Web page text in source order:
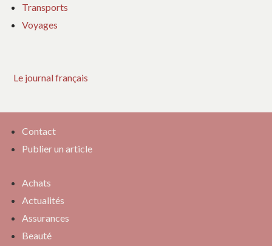
Transports
Voyages
Le journal français
Contact
Publier un article
Achats
Actualités
Assurances
Beauté